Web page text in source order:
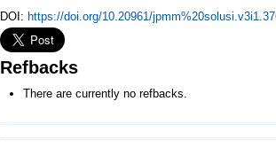
DOI: https://doi.org/10.20961/
Refbacks
There are currently no refbacks.